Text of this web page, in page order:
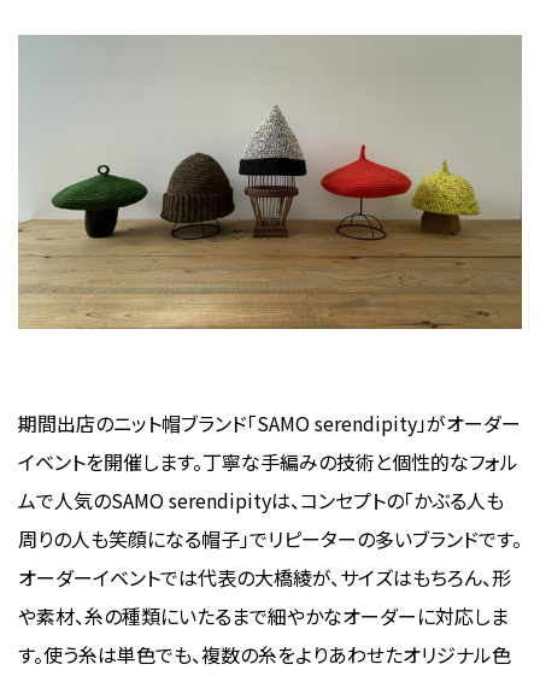
期間出店のニット帽ブランド「SAMO serendipity」がオーダー
イベントを開催します。丁寧な手編みの技術と個性的なフォル
ムで人気のSAMO serendipityは、コンセプトの「かぶる人も
周りの人も笑顔になる帽子」でリピーターの多いブランドです。
オーダーイベントでは代表の大橋綾が、サイズはもちろん、形
や素材、糸の種類にいたるまで細やかなオーダーに対応しま
す。使う糸は単色でも、複数の糸をよりあわせたオリジナル色